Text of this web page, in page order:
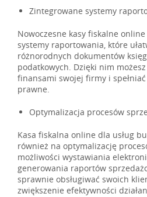
Zintegrowane systemy
Nowoczesne kasy fiskalne
systemy raportowania, które
różnorodnych dokumentów
podatkowych. Dzięki nim
finansami swojej firmy i
prawne.
Optymalizacja procesów
Kasa fiskalna online dla usług
również na optymalizację
możliwości wystawiania
generowania raportów
sprawnie obsługiwać swoich
zwiększenie efektywności